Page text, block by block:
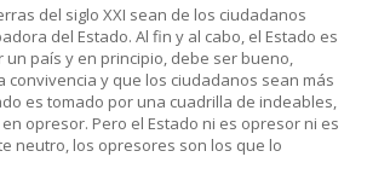
del siglo XXI sean de los ciudadanos
del Estado. Al fin y al cabo, el Estado es
país y en principio, debe ser bueno,
convivencia y que los ciudadanos sean más
es tomado por una cuadrilla de indeables,
opresor. Pero el Estado ni es opresor ni es
neutro, los opresores son los que lo